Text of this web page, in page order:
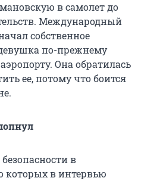
в самолет до
Международный
собственное
по-прежнему
Она обратилась
ее, потому что боится
в
которых в интервью